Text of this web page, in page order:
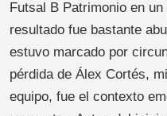
Futsal B Patrimonio en
resultado fue bastante
estuvo marcado por
pérdida de Álex Cortés,
equipo, fue el contexto